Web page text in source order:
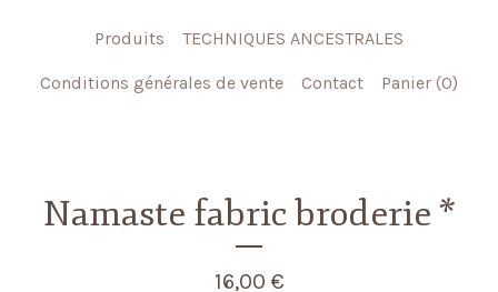
Produits TECHNIQUES ANCESTRALES
Conditions générales de vente Contact Panier (0)
Namaste fabric broderie *
16,00 €